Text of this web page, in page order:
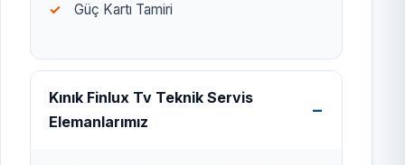
Güç Kartı Tamiri
Kınık Finlux Tv Teknik Servis
Elemanlarımız